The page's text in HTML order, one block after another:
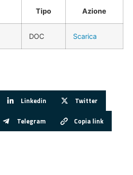
Tipo Azione
DOC Scarica
Linkedin Twitter
Telegram Copia link